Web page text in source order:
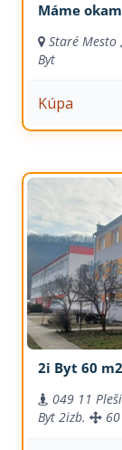
Máme
Staré Mesto
Byt
Kúpa
2i Byt 60
049 11
Byt 2izb.